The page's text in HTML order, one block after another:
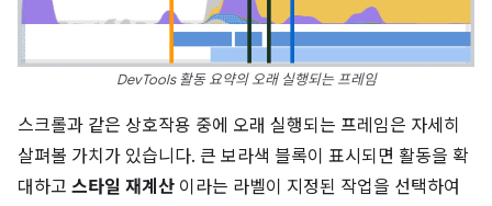
DevTools 활동 요약의 오래 실행되는 프레임
스크롤과 같은 상호작용 중에 오래 실행되는 프레임은 자세히
살펴볼 가치가 있습니다. 큰 보라색 블록이 표시되면 활동을 확
대하고 스타일 재계산 이라는 라벨이 지정된 작업을 선택하여